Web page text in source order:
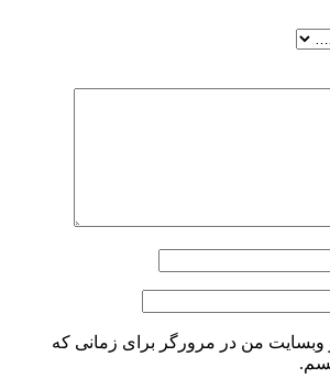
وبسایت من در مرورگر برای زمانی که